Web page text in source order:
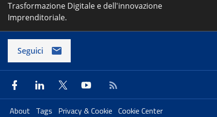
Trasformazione Digitale e dell'innovazione
Imprenditoriale.
Seguici
About Tags Privacy & Cookie Cookie Center